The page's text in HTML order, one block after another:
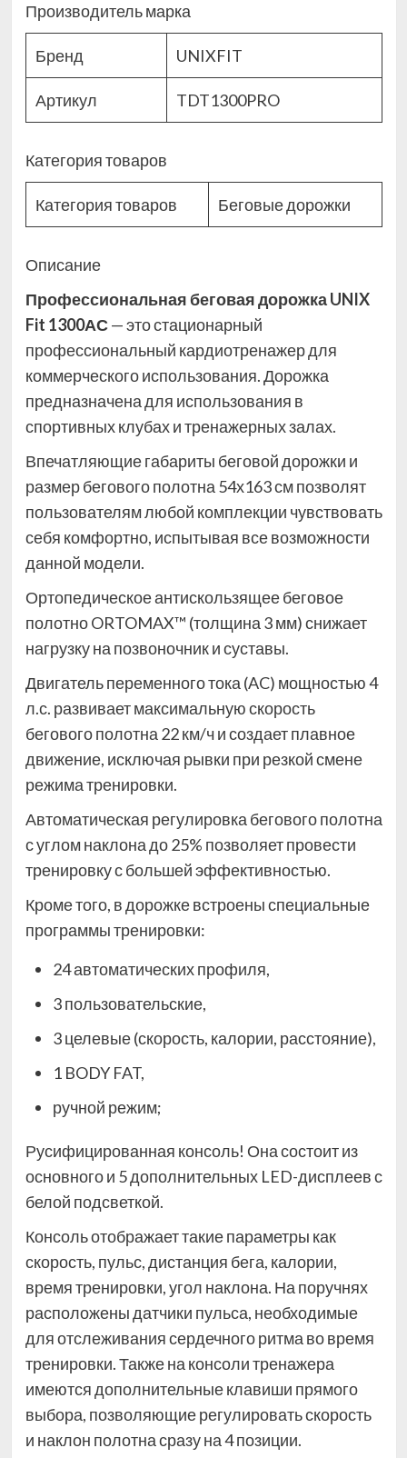
Производитель марка
Бренд UNIXFIT
Артикул TDT1300PRO
Категория товаров
Категория товаров Беговые дорожки
Описание
Профессиональная беговая дорожка UNIX
Fit 1300АС— это стационарный
профессиональный кардиотренажер для
коммерческого использования. Дорожка
предназначена для использования в
спортивных клубах и тренажерных залах.
Впечатляющие габариты беговой дорожки и
размер бегового полотна 54х163 см позволят
пользователям любой комплекции чувствовать
себя комфортно, испытывая все возможности
данной модели.
Ортопедическое антискользящее беговое
полотно ORTOMAX™ (толщина 3 мм) снижает
нагрузку на позвоночник и суставы.
Двигатель переменного тока (AC) мощностью 4
л.с. развивает максимальную скорость
бегового полотна 22 км/ч и создает плавное
движение, исключая рывки при резкой смене
режима тренировки.
Автоматическая регулировка бегового полотна
с углом наклона до 25% позволяет провести
тренировку с большей эффективностью.
Кроме того, в дорожке встроены специальные
программы тренировки:
24 автоматических профиля,
3 пользовательские,
3 целевые (скорость, калории, расстояние),
1 BODY FAT,
ручной режим;
Русифицированная консоль! Она состоит из
основного и 5 дополнительных LED-дисплеев с
белой подсветкой.
Консоль отображает такие параметры как
скорость, пульс, дистанция бега, калории,
время тренировки, угол наклона. На поручнях
расположены датчики пульса, необходимые
для отслеживания сердечного ритма во время
тренировки. Также на консоли тренажера
имеются дополнительные клавиши прямого
выбора, позволяющие регулировать скорость
и наклон полотна сразу на 4 позиции.